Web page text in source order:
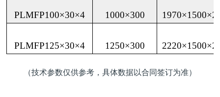
PLMFP100×30×4 1000×300
PLMFP125×30×4 1250×300
（技术参数仅供参考，具体数据以合同签订为准）